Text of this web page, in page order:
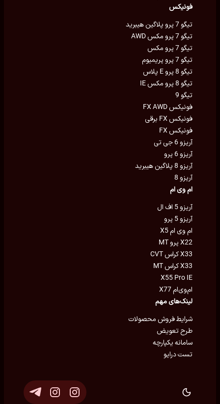
فونیکس
تیگو 7 پرو پلاگین هیبرید
تیگو 7 پرو مکس AWD
تیگو 7 پرو مکس
تیگو 7 پرو پریمیوم
تیگو 8 پرو E پلاس
تیگو 8 پرو مکس IE
تیگو 9
فونیکس FX AWD
فونیکس FX برقی
فونیکس FX
آریزو 6 جی تی
آریزو 6 پرو
آریزو 8 پلاگین هیبرید
آریزو 8
ام وی ام
آریزو 5 اف ال
آریزو 5 پرو
ام وی ام X5
X22 پرو MT
X33 کراس CVT
X33 کراس MT
X55 Pro IE
ام‌وی‌ام X77
لینک‌های مهم
شرایط فروش محصولات
طرح تعویض
سامانه یکپارچه
تست درایو